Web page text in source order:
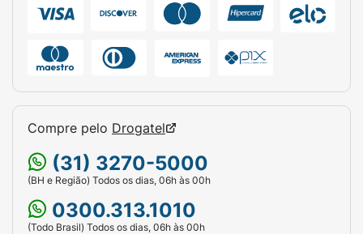
Compre pelo Drogatel
(31) 3270-5000
(BH e Região) Todos os dias, 06h às 00h
0300.313.1010
(Todo Brasil) Todos os dias, 06h às 00h